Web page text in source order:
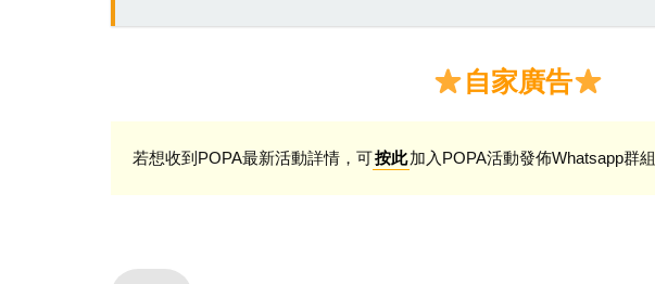
自家廣告
若想收到POPA最新活動詳情，可按此加入POPA活動發佈Whatsapp群組